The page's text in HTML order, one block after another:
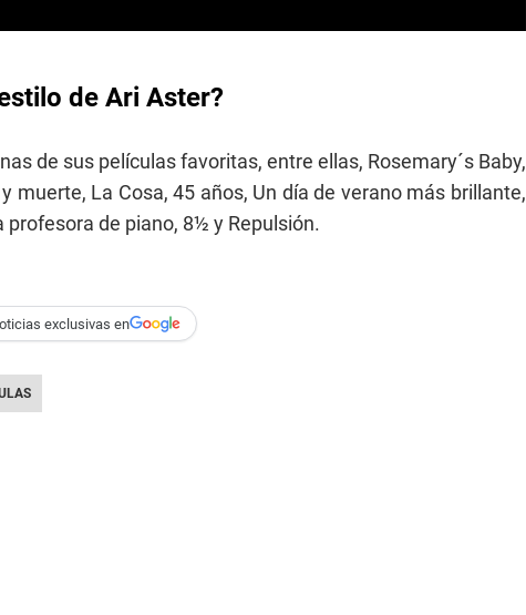
de Ari Aster?
de sus películas favoritas, entre ellas, Rosemary´s Baby,
muerte, La Cosa, 45 años, Un día de verano más brillante,
profesora de piano, 8½ y Repulsión.
exclusivas en